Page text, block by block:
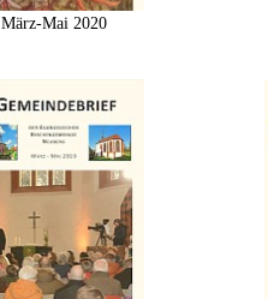
März-Mai 2020